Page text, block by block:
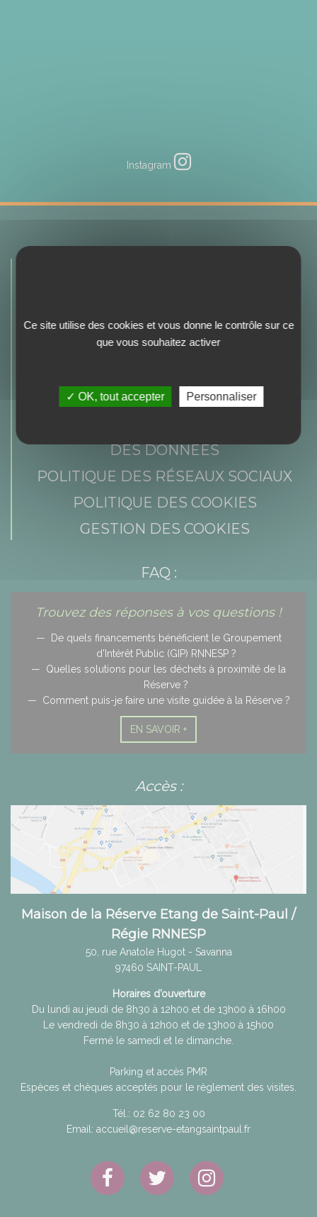
Instagram
ESPACE PRESSE
NEWSLETTER
MENTIONS LÉGALES
DES DONNÉES
POLITIQUE DES RÉSEAUX SOCIAUX
POLITIQUE DES COOKIES
GESTION DES COOKIES
FAQ :
Trouvez des réponses à vos questions !
De quels financements bénéficient le Groupement
d'Intérêt Public (GIP) RNNESP ?
Quelles solutions pour les déchets à proximité de la
Réserve ?
Comment puis-je faire une visite guidée à la Réserve ?
EN SAVOIR +
Accès :
Maison de la Réserve Etang de Saint-Paul /
Régie RNNESP
50, rue Anatole Hugot - Savanna
97460 SAINT-PAUL
Horaires d’ouverture
Du lundi au jeudi de 8h30 à 12h00 et de 13h00 à 16h00
Le vendredi de 8h30 à 12h00 et de 13h00 à 15h00
Fermé le samedi et le dimanche.
Parking et accès PMR
Espèces et chèques acceptés pour le règlement des visites.
Tél.: 02 62 80 23 00
Email: accueil@reserve-etangsaintpaul.fr
Ce site utilise des cookies et vous donne le contrôle sur ce
que vous souhaitez activer
✓ OK, tout accepter Personnaliser